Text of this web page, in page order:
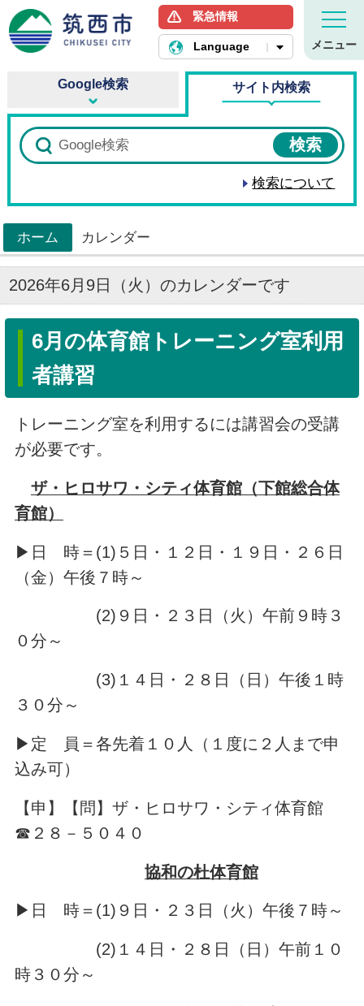
筑西市ホームページ
緊急情報
Language メニュー
Google検索 サイト内検索
検索について
ホーム
>
カレンダー
2026年6月9日（火）のカレンダーです
6月の体育館トレーニング室利用
者講習
トレーニング室を利用するには講習会の受講
が必要です。
ザ・ヒロサワ・シティ体育館（下館総合体
育館）
▶日 時＝(1)５日・１２日・１９日・２６日
（金）午後７時～
(2)９日・２３日（火）午前９時３
０分～
(3)１４日・２８日（日）午後１時
３０分～
▶定 員＝各先着１０人（１度に２人まで申
込み可）
【申】【問】ザ・ヒロサワ・シティ体育館
☎２８－５０４０
協和の杜体育館
▶日 時＝(1)９日・２３日（火）午後７時～
(2)１４日・２８日（日）午前１０
時３０分～